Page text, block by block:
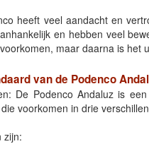
heeft veel aandacht en
en hebben veel
maar daarna is het
van de Podenco
De Podenco Andaluz is
voorkomen in drie
zijn: